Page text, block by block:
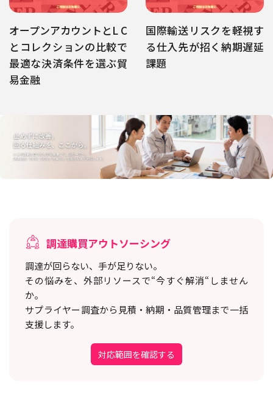
オープンアカウントとL C
とコレクションの比較で
最適な決済条件を選ぶ貿
易金融
国際輸送リスクを軽視す
る仕入先が招く納期遅延
課題
調達購買アウトソーシング
調達が回らない、手が足りない。
その悩みを、外部リソースで“今すぐ解消“しません
か。
サプライヤー調査から見積・納期・品質管理まで一括
支援します。
対応範囲を確認する